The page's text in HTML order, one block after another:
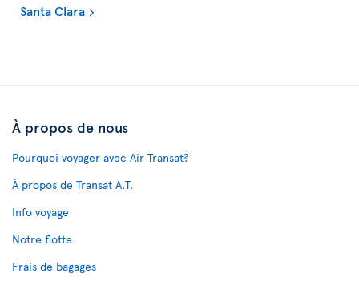
Santa Clara
À propos de nous
Pourquoi voyager avec Air Transat?
À propos de Transat A.T.
Info voyage
Notre flotte
Frais de bagages